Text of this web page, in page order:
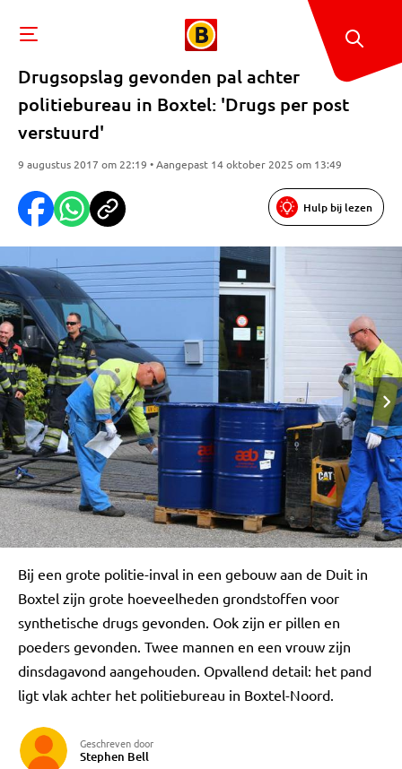
Drugsopslag gevonden pal achter
politiebureau in Boxtel: 'Drugs per post
verstuurd'
9 augustus 2017 om 22:19 • Aangepast 14 oktober 2025 om 13:49
Hulp bij lezen
Bij een grote politie-inval in een gebouw aan de Duit in
Boxtel zijn grote hoeveelheden grondstoffen voor
synthetische drugs gevonden. Ook zijn er pillen en
poeders gevonden. Twee mannen en een vrouw zijn
dinsdagavond aangehouden. Opvallend detail: het pand
ligt vlak achter het politiebureau in Boxtel-Noord.
Geschreven door
Stephen Bell